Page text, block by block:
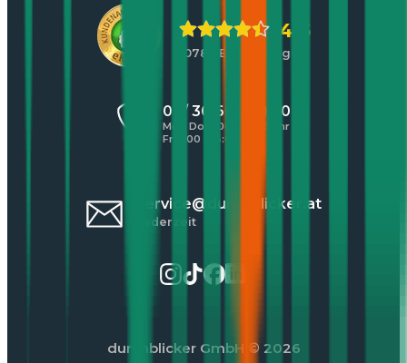
4,5
10783 Bewertungen
01 / 30 60 900 20
Mo - Do 8:00 - 17:00 Uhr
Fr 8:00 - 16:00 Uhr
service@durchblicker.at
Jederzeit
durchblicker GmbH © 2026